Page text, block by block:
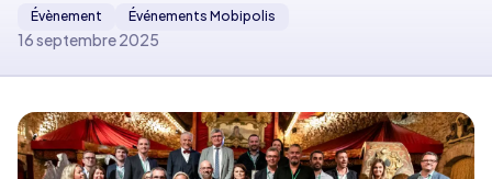
Évènement Événements Mobipolis
16 septembre 2025